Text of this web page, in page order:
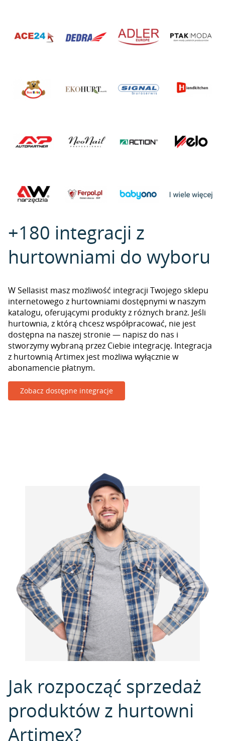
+180 integracji z
hurtowniami do wyboru
W Sellasist masz możliwość integracji Twojego sklepu
internetowego z hurtowniami dostępnymi w naszym
katalogu, oferującymi produkty z różnych branż. Jeśli
hurtownia, z którą chcesz współpracować, nie jest
dostępna na naszej stronie — napisz do nas i
stworzymy wybraną przez Ciebie integrację. Integracja
z hurtownią Artimex jest możliwa wyłącznie w
abonamencie płatnym.
Zobacz dostępne integracje
Jak rozpocząć sprzedaż
produktów z hurtowni
Artimex?